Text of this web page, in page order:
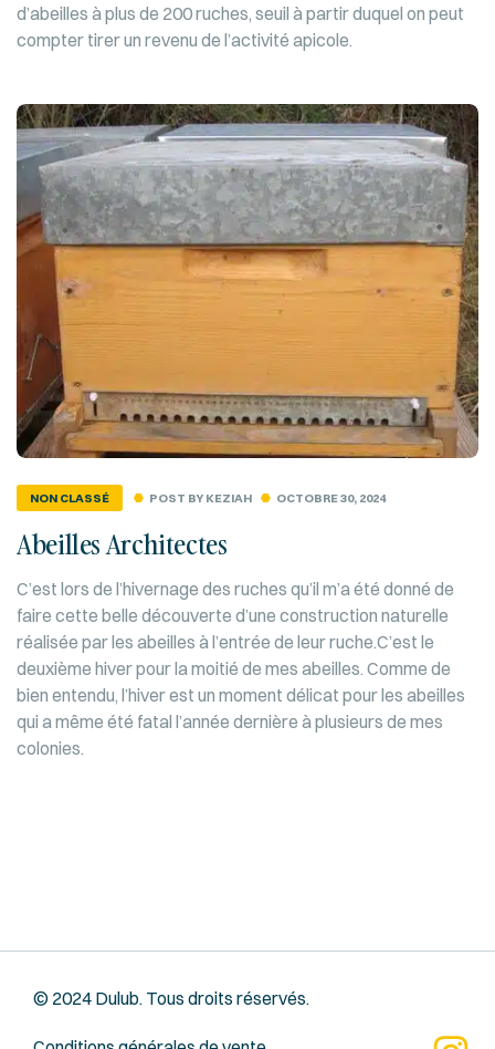
d’abeilles à plus de 200 ruches, seuil à partir duquel on peut
compter tirer un revenu de l’activité apicole.
OCTOBRE 30, 2024
NON CLASSÉ POST BY KEZIAH
Abeilles Architectes
C’est lors de l’hivernage des ruches qu’il m’a été donné de
faire cette belle découverte d’une construction naturelle
réalisée par les abeilles à l’entrée de leur ruche.C’est le
deuxième hiver pour la moitié de mes abeilles. Comme de
bien entendu, l’hiver est un moment délicat pour les abeilles
qui a même été fatal l’année dernière à plusieurs de mes
colonies.
© 2024 Dulub. Tous droits réservés.